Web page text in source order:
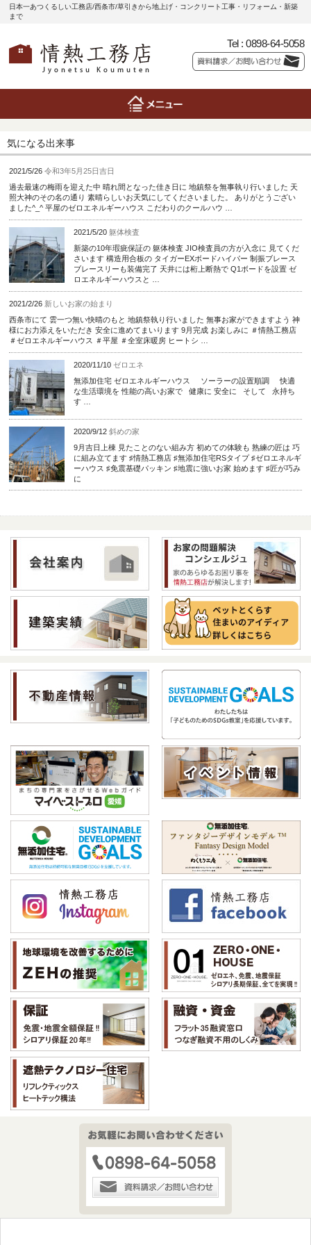
日本一あつくるしい工務店/西条市/草引きから地上げ・コンクリート工事・リフォーム・新築
まで
Tel : 0898-64-5058
気になる出来事
2021/5/26 令和3年5月25日吉日
過去最速の梅雨を迎えた中 晴れ間となった佳き日に 地鎮祭を無事執り行いました 天
照大神のその名の通り 素晴らしいお天気にしてくださいました。 ありがとうござい
ました^_^ 平屋のゼロエネルギーハウス こだわりのクールハウ …
2021/5/20 躯体検査
新築の10年瑕疵保証の 躯体検査 JIO検査員の方が入念に 見てくだ
さいます 構造用合板の タイガーEXボードハイパー 制振ブレース
ブレースリーも装備完了 天井には桁上断熱で Q1ボードを設置 ゼ
ロエネルギーハウスと …
2021/2/26 新しいお家の始まり
西条市にて 雲一つ無い快晴のもと 地鎮祭執り行いました 無事お家ができますよう 神
様にお力添えをいただき 安全に進めてまいります 9月完成 お楽しみに ＃情熱工務店
＃ゼロエネルギーハウス ＃平屋 ＃全室床暖房 ヒートシ …
2020/11/10 ゼロエネ
無添加住宅 ゼロエネルギーハウス ソーラーの設置順調 快適
な生活環境を 性能の高いお家で 健康に 安全に そして 永持ち
す …
2020/9/12 斜めの家
9月吉日上棟 見たことのない組み方 初めての体験も 熟練の匠は 巧
に組み立てます ♯情熱工務店 ♯無添加住宅RSタイプ ♯ゼロエネルギ
ーハウス ♯免震基礎パッキン ♯地震に強いお家 始めます ♯匠が巧み
に